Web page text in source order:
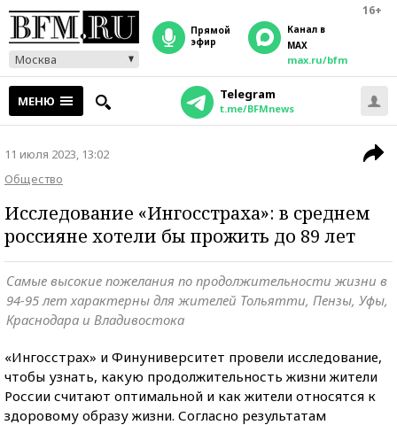
16+
Москва
прямой
эфир
Канал в
MAX
max.ru/bfm
МЕНЮ Telegram
t.me/BFMnews
11 июля 2023, 13:02
Общество
Исследование «Ингосстраха»: в среднем
россияне хотели бы прожить до 89 лет
Самые высокие пожелания по продолжительности жизни в
94-95 лет характерны для жителей Тольятти, Пензы, Уфы,
Краснодара и Владивостока
«Ингосстрах» и Финуниверситет провели исследование,
чтобы узнать, какую продолжительность жизни жители
России считают оптимальной и как жители относятся к
здоровому образу жизни. Согласно результатам